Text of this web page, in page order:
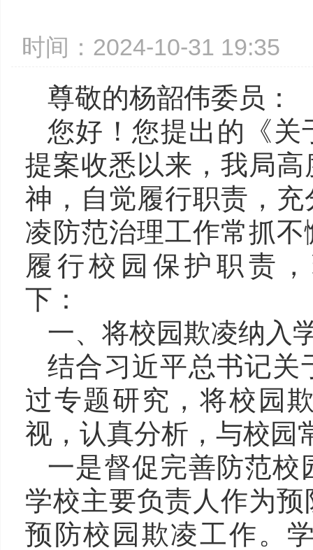
时间：2024-10-31
尊敬的杨韶伟委员：
您好！您提出的《关
提案收悉以来，我局高
神，自觉履行职责，
凌防范治理工作常抓
履行校园保护职责
下：
一、将校园欺凌纳入
结合习近平总书记关
过专题研究，将校园
视，认真分析，与校园
一是督促完善防范校
学校主要负责人作为
预防校园欺凌工作。